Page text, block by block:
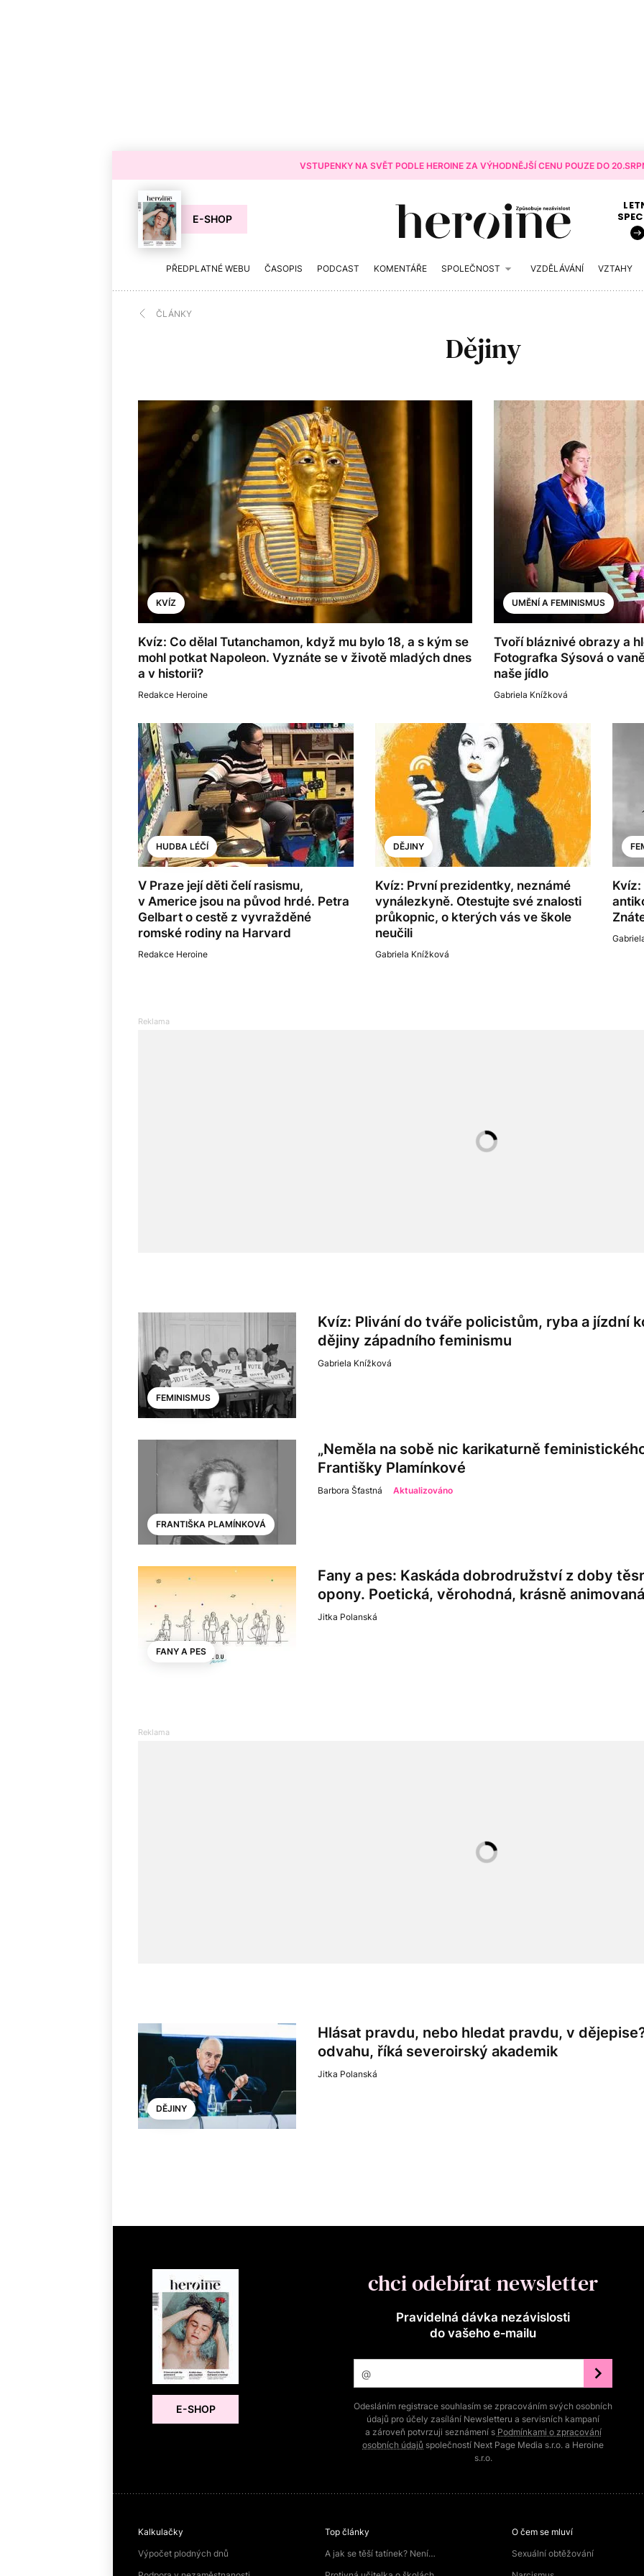
VSTUPENKY NA SVĚT PODLE HEROINE ZA VÝHODNĚJŠÍ CENU POUZE DO
E-SHOP
PŘEDPLATNÉ WEBU ČASOPIS PODCAST KOMENTÁŘE SPOLEČNOST VZDĚLÁVÁNÍ VZTAHY
ČLÁNKY
Dějiny
KVÍZ
Kvíz: Co dělal Tutanchamon, když mu bylo 18, a s kým se
mohl potkat Napoleon. Vyznáte se v životě mladých dnes
a v historii?
Redakce Heroine
UMĚNÍ A FEMINISMUS
Tvoří bláznivé obrazy a
Fotografka Sýsová o
naše jídlo
Gabriela Knížková
HUDBA LÉČÍ
V Praze její děti čelí rasismu,
v Americe jsou na původ hrdé. Petra
Gelbart o cestě z vyvražděné
romské rodiny na Harvard
Redakce Heroine
DĚJINY
Kvíz: První prezidentky, neznámé
vynálezkyně. Otestujte své znalosti
průkopnic, o kterých vás ve škole
neučili
Gabriela Knížková
FEMINISMUS
Kvíz: Plivání do tváře policistům, ryba a jízdní
dějiny západního feminismu
Gabriela Knížková
FRANTIŠKA PLAMÍNKOVÁ
„Neměla na sobě nic karikaturně
Františky Plamínkové
Barbora Šťastná Aktualizováno
FANY A PES
Fany a pes: Kaskáda dobrodružství z doby
opony. Poetická, věrohodná, krásně animovaná
Jitka Polanská
DĚJINY
Hlásat pravdu, nebo hledat pravdu, v
odvahu, říká severoirský akademik
Jitka Polanská
E-SHOP
chci odebírat newsletter
Pravidelná dávka nezávislosti
do vašeho e‑mailu
Odesláním registrace souhlasím se zpracováním svých osobních
údajů pro účely zasílání Newsletteru a servisních kampaní
a zároveň potvrzuji seznámení s Podmínkami o zpracování
osobních údajů společností Next Page Media s.r.o. a Heroine
s.r.o.
Kalkulačky
Výpočet plodných dnů
Top články
A jak se těší tatínek? Není…
O čem se mluví
Sexuální obtěžování